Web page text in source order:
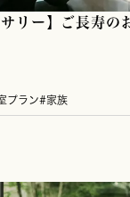
リー】ご長寿の
プラン#家族